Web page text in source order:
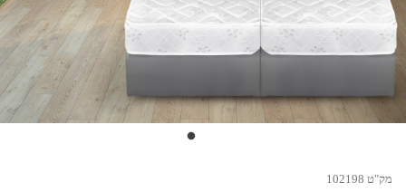
מק"ט 102198